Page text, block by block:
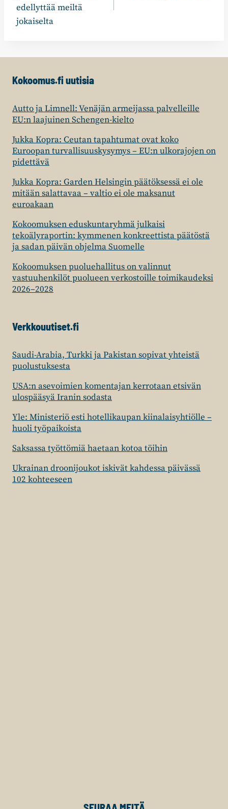
edellyttää meiltä
jokaiselta
Kokoomus.fi uutisia
Autto ja Limnell: Venäjän armeijassa palvelleille
EU:n laajuinen Schengen-kielto
Jukka Kopra: Ceutan tapahtumat ovat koko
Euroopan turvallisuuskysymys – EU:n ulkorajojen on
pidettävä
Jukka Kopra: Garden Helsingin päätöksessä ei ole
mitään salattavaa – valtio ei ole maksanut
euroakaan
Kokoomuksen eduskuntaryhmä julkaisi
tekoälyraportin: kymmenen konkreettista päätöstä
ja sadan päivän ohjelma Suomelle
Kokoomuksen puoluehallitus on valinnut
vastuuhenkilöt puolueen verkostoille toimikaudeksi
2026–2028
Verkkouutiset.fi
Saudi-Arabia, Turkki ja Pakistan sopivat yhteistä
puolustuksesta
USA:n asevoimien komentajan kerrotaan etsivän
ulospääsyä Iranin sodasta
Yle: Ministeriö esti hotellikaupan kiinalaisyhtiölle –
huoli työpaikoista
Saksassa työttömiä haetaan kotoa töihin
Ukrainan droonijoukot iskivät kahdessa päivässä
102 kohteeseen